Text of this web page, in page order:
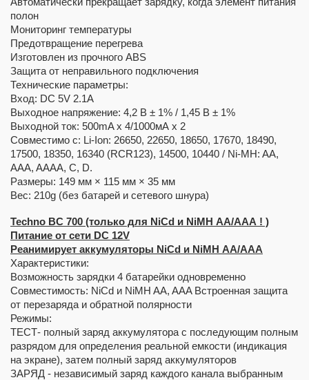
полон
Мониторинг температуры
Предотвращение перегрева
Изготовлен из прочного ABS
Защита от неправильного подключения
Технические параметры:
Вход: DC 5V 2.1A
Выходное напряжение: 4,2 В ± 1% / 1,45 В ± 1%
Выходной ток: 500mA х 4/1000мА х 2
Совместимо с: Li-Ion: 26650, 22650, 18650, 17670, 18490,
17500, 18350, 16340 (RCR123), 14500, 10440 / Ni-MH: AA,
AAA, AAAA, C, D.
Размеры: 149 мм × 115 мм × 35 мм
Вес: 210g (без батарей и сетевого шнура)
Techno BC 700 (только для NiCd и NiMH АА/ААА ! )
Питание от сети DC 12V
Реанимирует аккумуляторы NiCd и NiMH АА/ААА
Характеристики:
Возможность зарядки 4 батарейки одновременно
Совместимость: NiCd и NiMH AA, AAA Встроенная защита
от перезаряда и обратной полярности
Режимы:
ТЕСТ- полный заряд аккумулятора с последующим полным
разрядом для определения реальной емкости (индикация
на экране), затем полный заряд аккумуляторов
ЗАРЯД - независимый заряд каждого канала выбранным